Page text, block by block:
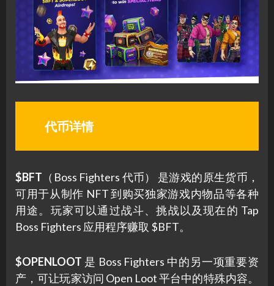
代币详情
$BFT （Boss Fighters 代币） 是游戏的原生货币，
可用于从制作 NFT 到购买独家游戏内物品等各种
用途。玩家可以通过战斗、挑战以及现在的 Tap
Boss Fighters 应用程序赚取 $BFT。
$OPENLOOT 是 Boss Fighters 中的另一项重要资
产，可让玩家访问 Open Loot 平台中的特殊内容。